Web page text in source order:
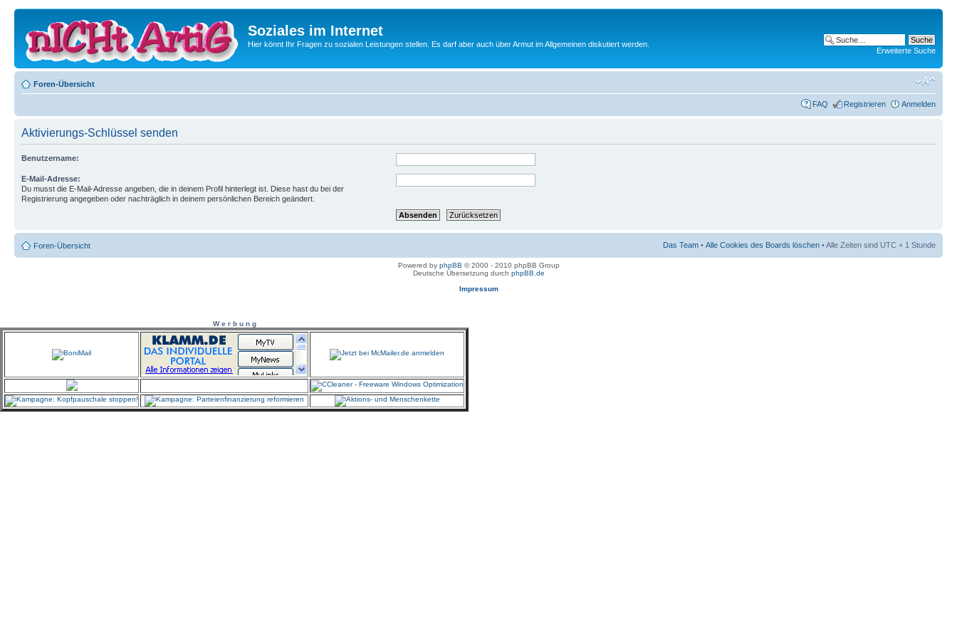
Soziales im Internet
Hier könnt Ihr Fragen zu sozialen Leistungen stellen. Es darf aber auch über Armut im Allgemeinen diskutiert werden.
Erweiterte Suche
Foren-Übersicht
FAQ Registrieren Anmelden
Aktivierungs-Schlüssel senden
Benutzername:
E-Mail-Adresse:
Du musst die E-Mail-Adresse angeben, die in deinem Profil hinterlegt ist. Diese hast du bei der
Registrierung angegeben oder nachträglich in deinem persönlichen Bereich geändert.
Foren-Übersicht Das Team • Alle Cookies des Boards löschen • Alle Zeiten sind UTC + 1 Stunde
Powered by phpBB © 2000 - 2010 phpBB Group
Deutsche Übersetzung durch phpBB.de
Impressum
W e r b u n g